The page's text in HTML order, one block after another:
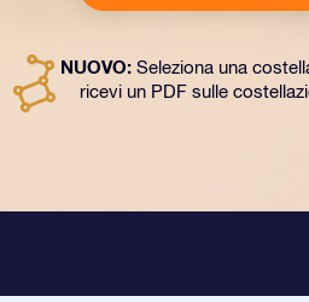
NUOVO: Seleziona una
ricevi un PDF sulle